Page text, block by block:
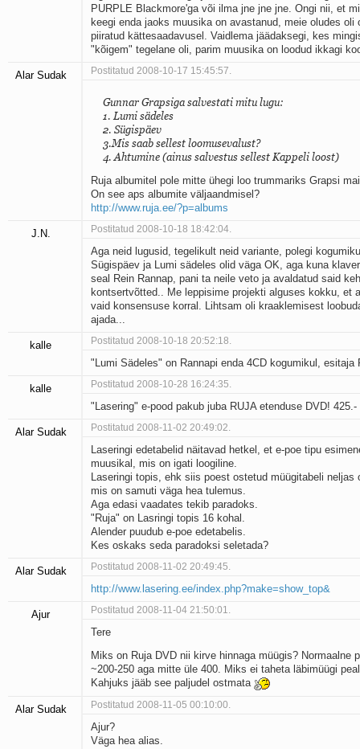
PURPLE Blackmore'ga või ilma jne jne jne. Ongi nii, et
keegi enda jaoks muusika on avastanud, meie oludes oli
piiratud kättesaadavusel. Vaidlema jäädaksegi, kes
"kõigem" tegelane oli, parim muusika on loodud ikkagi
Alar Sudak Postitatud 2008-10-17 15:45:57.
Gunnar Grapsiga salvestati mitu lugu:
1. Lumi sädeles
2. Sügispäev
3.Mis saab sellest loomusevalust?
4. Ahtumine (ainus salvestus sellest Kappeli loost)
Ruja albumitel pole mitte ühegi loo trummariks Grapsi
On see aps albumite väljaandmisel?
http://www.ruja.ee/?p=albums
J.N. Postitatud 2008-10-18 18:42:04.
Aga neid lugusid, tegelikult neid variante, polegi
Sügispäev ja Lumi sädeles olid väga OK, aga kuna
seal Rein Rannap, pani ta neile veto ja avaldatud said
kontsertvõtted.. Me leppisime projekti alguses kokku, et
vaid konsensuse korral. Lihtsam oli kraaklemisest
ajada...
kalle Postitatud 2008-10-18 20:52:18.
"Lumi Sädeles" on Rannapi enda 4CD kogumikul, esitaja
kalle Postitatud 2008-10-28 16:24:35.
"Lasering" e-pood pakub juba RUJA etenduse DVD! 425.-
Alar Sudak Postitatud 2008-11-02 20:49:02.
Laseringi edetabelid näitavad hetkel, et e-poe tipu
muusikal, mis on igati loogiline.
Laseringi topis, ehk siis poest ostetud müügitabeli neljas
mis on samuti väga hea tulemus.
Aga edasi vaadates tekib paradoks.
"Ruja" on Lasringi topis 16 kohal.
Alender puudub e-poe edetabelis.
Kes oskaks seda paradoksi seletada?
Alar Sudak Postitatud 2008-11-02 20:49:45.
http://www.lasering.ee/index.php?make=show_top&
Ajur Postitatud 2008-11-04 21:50:01.
Tere
Miks on Ruja DVD nii kirve hinnaga müügis? Normaalne
~200-250 aga mitte üle 400. Miks ei taheta läbimüügi
Kahjuks jääb see paljudel ostmata
Alar Sudak Postitatud 2008-11-05 00:10:00.
Ajur?
Väga hea alias.